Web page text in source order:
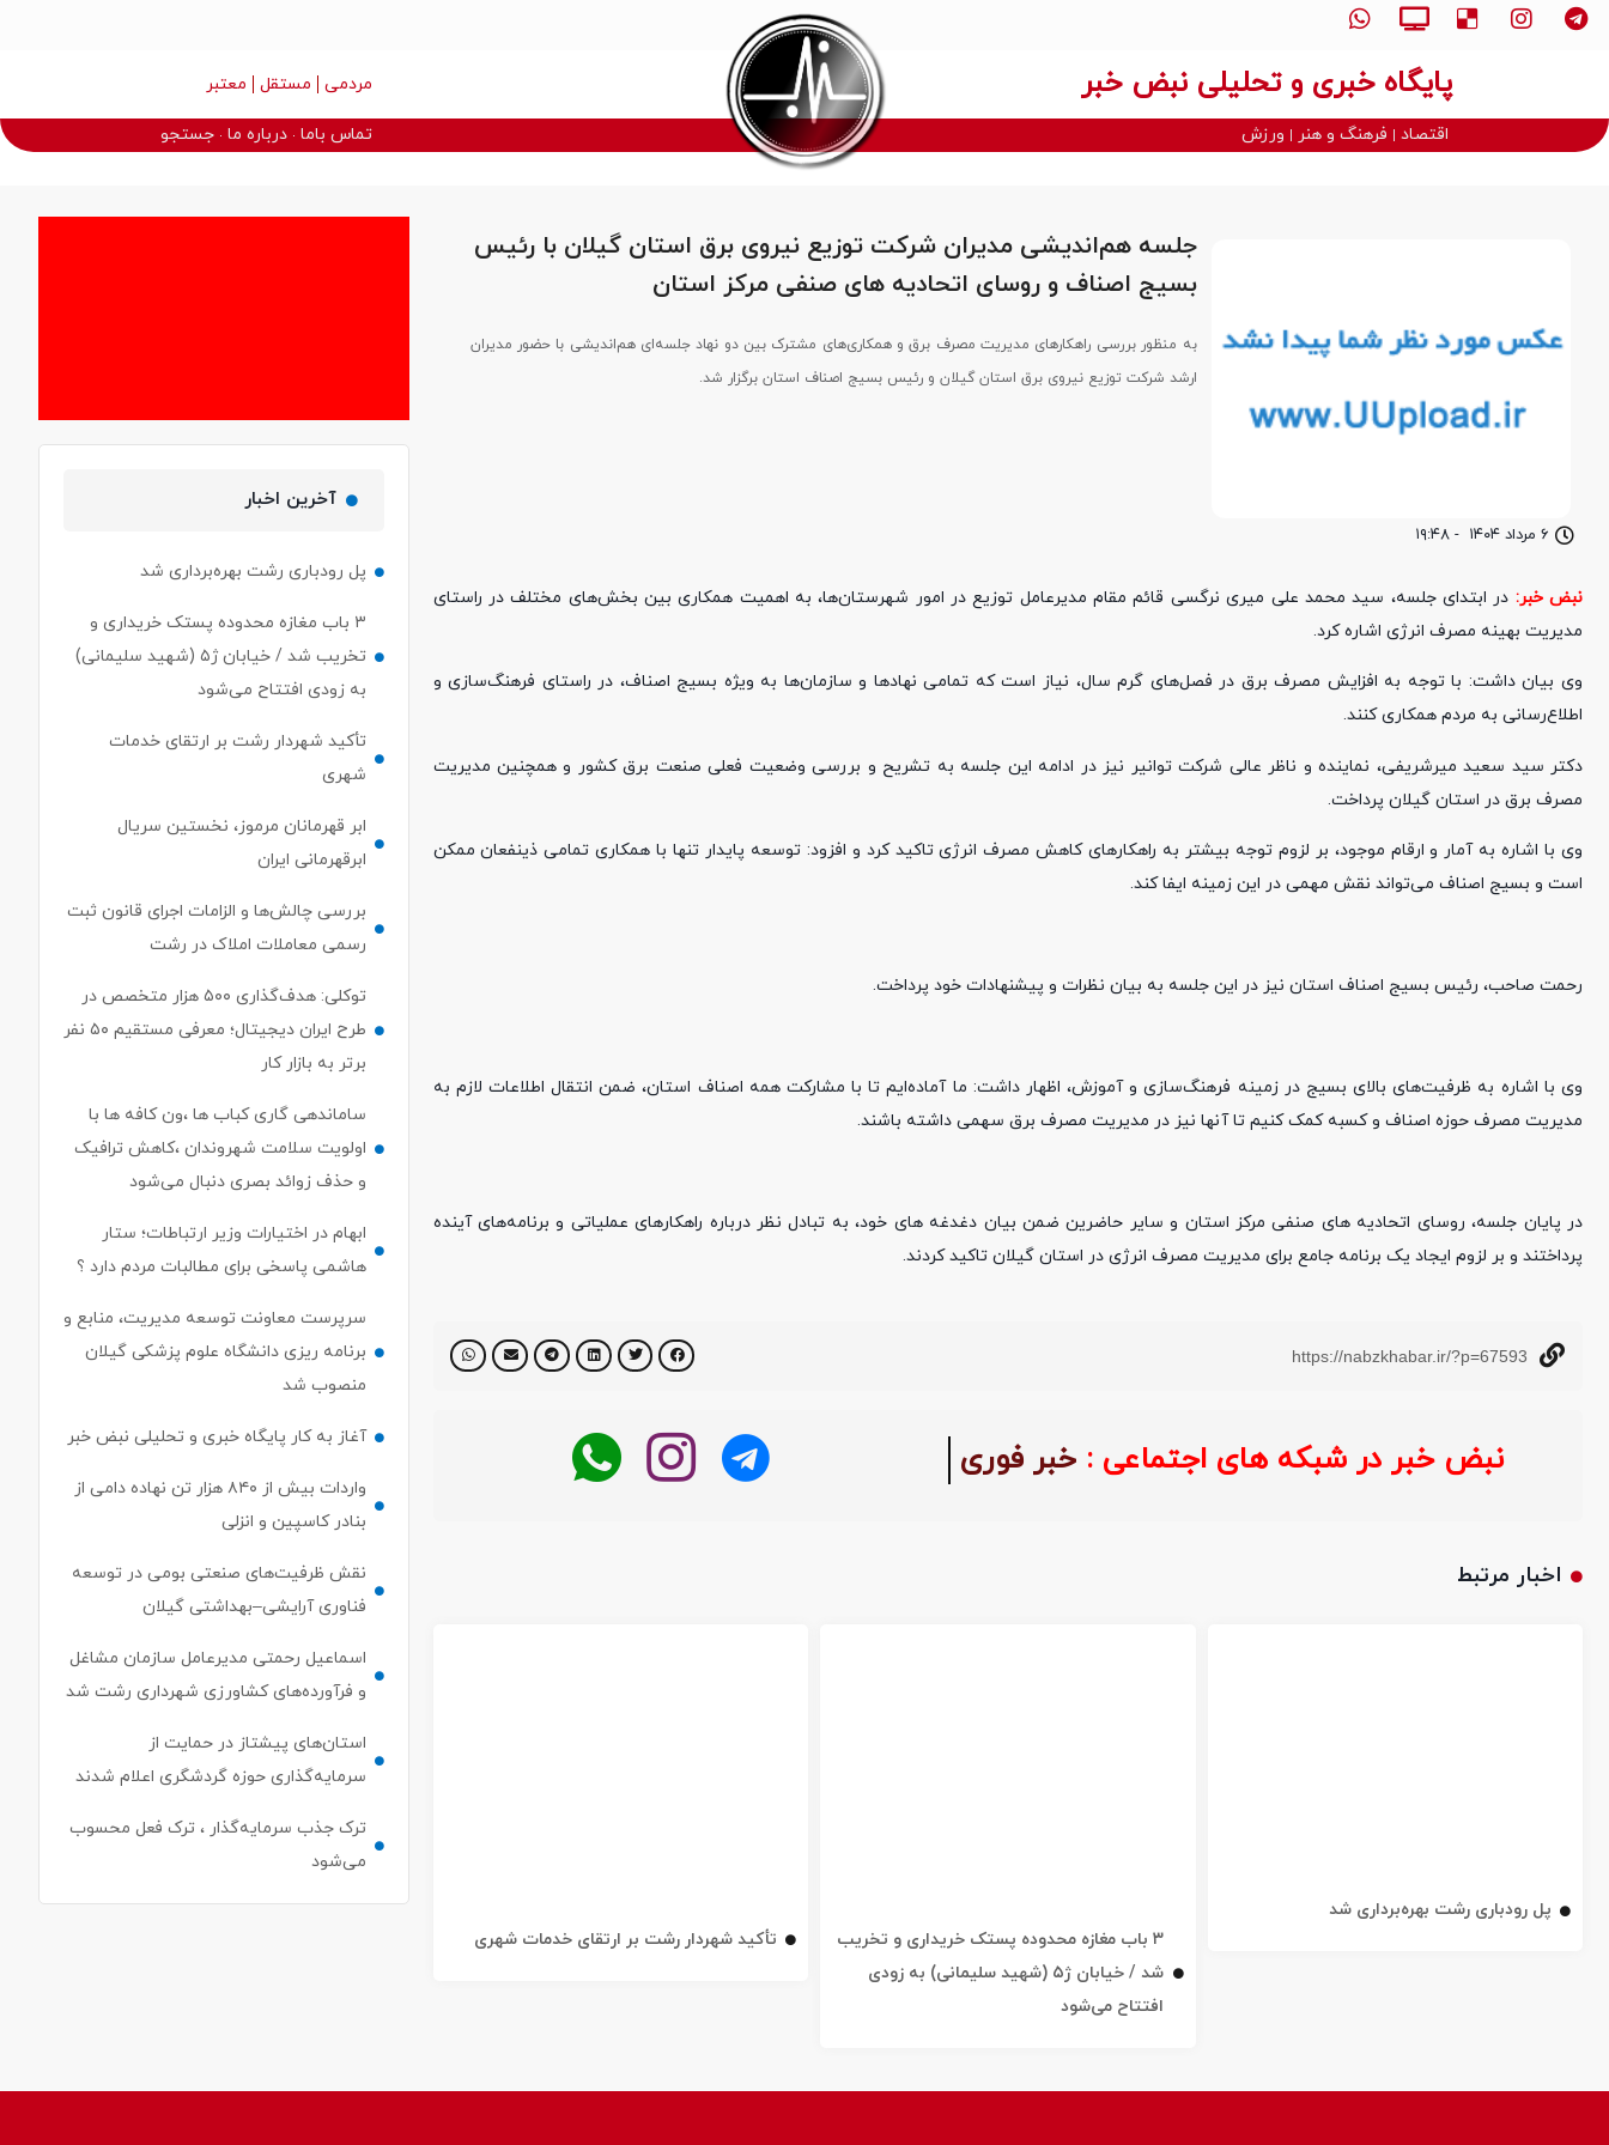
پایگاه خبری و تحلیلی نبض خبر مردمی مستقل معتبر
اقتصاد فرهنگ و هنر ورزش تماس باما درباره ما جستجو
۶ مرداد ۱۴۰۴ - ۱۹:۴۸
جلسه هم‌اندیشی مدیران شركت توزیع نیروی برق استان گیلان با رئیس
بسیج اصناف و روسای اتحادیه های صنفی مركز استان
به منظور بررسی راهکارهای مدیریت مصرف برق و همکاری‌های مشترک بین دو نهاد جلسه‌ای هم‌اندیشی با حضور مدیران
ارشد شرکت توزیع نیروی برق استان گیلان و رئیس بسیج اصناف استان برگزار شد.
نبض خبر: در ابتدای جلسه، سید محمد علی میری نرگسی قائم مقام مدیرعامل توزیع در امور شهرستان‌ها، به اهمیت همکاری بین بخش‌های مختلف در راستای
مدیریت بهینه مصرف انرژی اشاره کرد.
وی بیان داشت: با توجه به افزایش مصرف برق در فصل‌های گرم سال، نیاز است که تمامی نهادها و سازمان‌ها به ویژه بسیج اصناف، در راستای فرهنگ‌سازی و
اطلاع‌رسانی به مردم همکاری کنند.
دکتر سید سعید میرشریفی، نماینده و ناظر عالی شرکت توانیر نیز در ادامه این جلسه به تشریح و بررسی وضعیت فعلی صنعت برق کشور و همچنین مدیریت
مصرف برق در استان گیلان پرداخت.
وی با اشاره به آمار و ارقام موجود، بر لزوم توجه بیشتر به راهکارهای کاهش مصرف انرژی تاکید کرد و افزود: توسعه پایدار تنها با همکاری تمامی ذینفعان ممکن
است و بسیج اصناف می‌تواند نقش مهمی در این زمینه ایفا کند.
رحمت صاحب، رئیس بسیج اصناف استان نیز در این جلسه به بیان نظرات و پیشنهادات خود پرداخت.
وی با اشاره به ظرفیت‌های بالای بسیج در زمینه فرهنگ‌سازی و آموزش، اظهار داشت: ما آماده‌ایم تا با مشارکت همه اصناف استان، ضمن انتقال اطلاعات لازم به
مدیریت مصرف حوزه اصناف و کسبه کمک کنیم تا آنها نیز در مدیریت مصرف برق سهمی داشته باشند.
در پایان جلسه، روسای اتحادیه های صنفی مرکز استان و سایر حاضرین ضمن بیان دغدغه های خود، به تبادل نظر درباره راهکارهای عملیاتی و برنامه‌های آینده
پرداختند و بر لزوم ایجاد یک برنامه جامع برای مدیریت مصرف انرژی در استان گیلان تاکید کردند.
https://nabzkhabar.ir/?p=67593
نبض خبر در شبکه های اجتماعی : خبر فوری
اخبار مرتبط
پل رودباری رشت بهره‌برداری شد
۳ باب مغازه محدوده پستک خریداری و تخریب
شد / خیابان ژ۵ (شهید سلیمانی) به زودی
افتتاح می‌شود
تأکید شهردار رشت بر ارتقای خدمات شهری
آخرین اخبار
پل رودباری رشت بهره‌برداری شد
۳ باب مغازه محدوده پستک خریداری و
تخریب شد / خیابان ژ۵ (شهید سلیمانی)
به زودی افتتاح می‌شود
تأکید شهردار رشت بر ارتقای خدمات
شهری
ابر قهرمانان مرموز، نخستین سریال
ابرقهرمانی ایران
بررسی چالش‌ها و الزامات اجرای قانون ثبت
رسمی معاملات املاک در رشت
توکلی: هدف‌گذاری ۵۰۰ هزار متخصص در
طرح ایران دیجیتال؛ معرفی مستقیم ۵۰ نفر
برتر به بازار کار
ساماندهی گاری کباب ها ،ون کافه ها با
اولویت سلامت شهروندان ،کاهش ترافیک
و حذف زوائد بصری دنبال می‌شود
ابهام در اختیارات وزیر ارتباطات؛ ستار
هاشمی پاسخی برای مطالبات مردم دارد ؟
سرپرست معاونت توسعه مدیریت، منابع و
برنامه ریزی دانشگاه علوم پزشکی گیلان
منصوب شد
آغاز به کار پایگاه خبری و تحلیلی نبض خبر
واردات بیش از ۸۴۰ هزار تن نهاده دامی از
بنادر كاسپین و انزلی
نقش ظرفیت‌های صنعتی بومی در توسعه
فناوری آرایشی–بهداشتی گیلان
اسماعیل رحمتی مدیرعامل سازمان مشاغل
و فرآورده‌های کشاورزی شهرداری رشت شد
استان‌های پیشتاز در حمایت از
سرمایه‌گذاری حوزه گردشگری اعلام شدند
ترک جذب سرمایه‌گذار ، ترک فعل محسوب
می‌شود